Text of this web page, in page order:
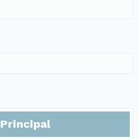
Principal